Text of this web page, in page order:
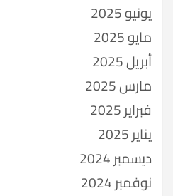
يونيو 2025
مايو 2025
أبريل 2025
مارس 2025
فبراير 2025
يناير 2025
ديسمبر 2024
نوفمبر 2024